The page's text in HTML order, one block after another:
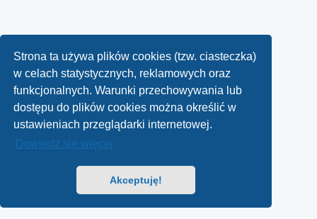
Strona ta używa plików cookies (tzw. ciasteczka)
w celach statystycznych, reklamowych oraz
funkcjonalnych. Warunki przechowywania lub
dostępu do plików cookies można określić w
ustawieniach przeglądarki internetowej.
Dowiedz się więcej
Akceptuję!